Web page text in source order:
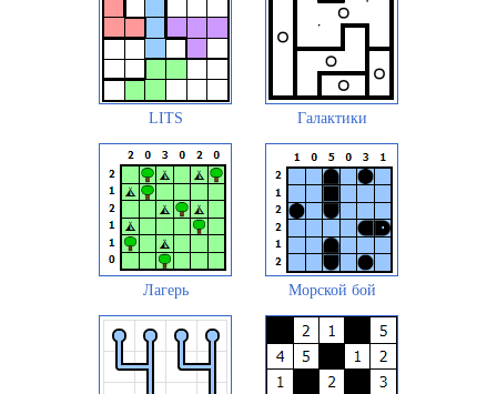
LITS Галактики
Лагерь Морской бой